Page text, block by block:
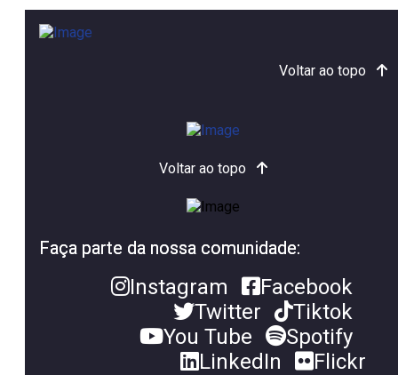
Voltar ao topo
Voltar ao topo
Faça parte da nossa comunidade:
Instagram
Facebook
Twitter
Tiktok
You Tube
Spotify
LinkedIn
Flickr